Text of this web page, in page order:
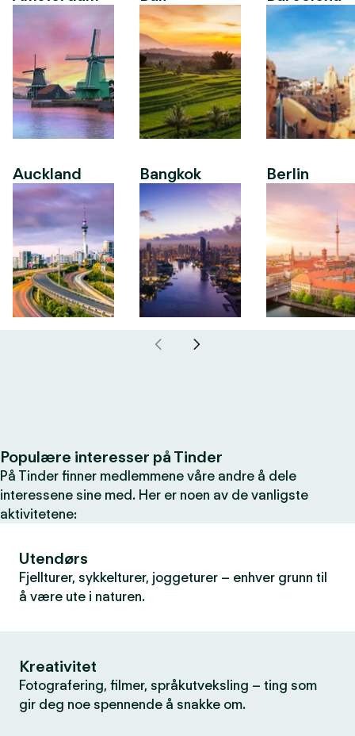
Auckland Bangkok Berlin
Populære interesser på Tinder
På Tinder finner medlemmene våre andre å dele
interessene sine med. Her er noen av de vanligste
aktivitetene:
Utendørs
Fjellturer, sykkelturer, joggeturer – enhver grunn til
å være ute i naturen.
Kreativitet
Fotografering, filmer, språkutveksling – ting som
gir deg noe spennende å snakke om.